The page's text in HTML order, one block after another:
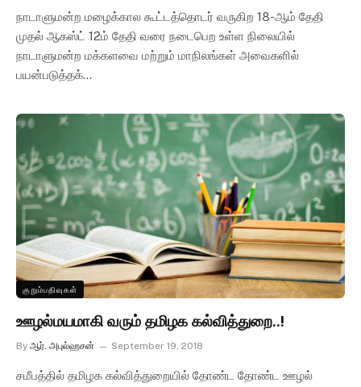
நாடாளுமன்ற மழைக்கால கூட்டத்தொடர் வருகிற 18-ஆம் தேதி
முதல் ஆகஸ்ட் 12ம் தேதி வரை நடைபெற உள்ள நிலையில்
நாடாளுமன்ற மக்களவை மற்றும் மாநிலங்கள் அவைகளில்
பயன்படுத்தக்…
குறும்பதிவுகள்
ஊழல்மயமாகி வரும் தமிழக கல்வித்துறை..!
By ஆர். அபுல்ஹசன் September 19, 2018
சமீபத்தில் தமிழக கல்வித்துறையில் தோண்ட தோண்ட ஊழல்